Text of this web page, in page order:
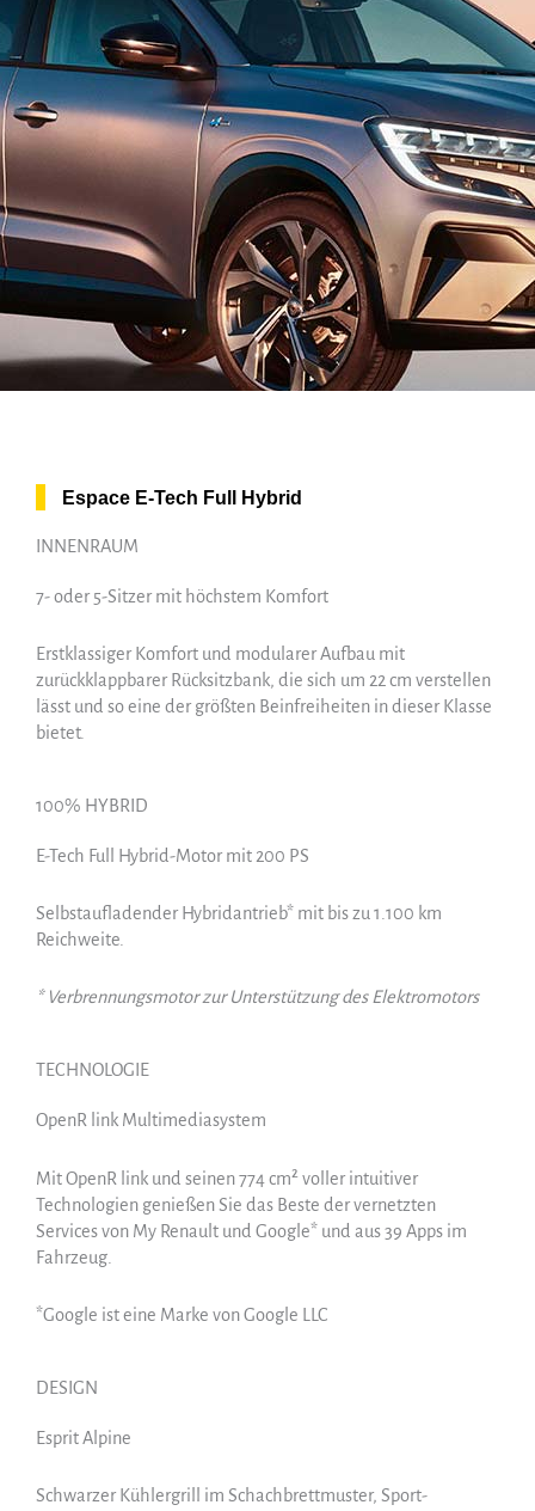
Espace E-Tech Full Hybrid
INNENRAUM
7- oder 5-Sitzer mit höchstem Komfort
Erstklassiger Komfort und modularer Aufbau mit
zurückklappbarer Rücksitzbank, die sich um 22 cm verstellen
lässt und so eine der größten Beinfreiheiten in dieser Klasse
bietet.
100% HYBRID
E-Tech Full Hybrid-Motor mit 200 PS
Selbstaufladender Hybridantrieb* mit bis zu 1.100 km
Reichweite.
* Verbrennungsmotor zur Unterstützung des Elektromotors
TECHNOLOGIE
OpenR link Multimediasystem
Mit OpenR link und seinen 774 cm² voller intuitiver
Technologien genießen Sie das Beste der vernetzten
Services von My Renault und Google* und aus 39 Apps im
Fahrzeug.
*Google ist eine Marke von Google LLC
DESIGN
Esprit Alpine
Schwarzer Kühlergrill im Schachbrettmuster, Sport-